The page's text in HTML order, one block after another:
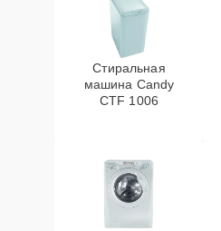
Стиральная
машина Candy
CTF 1006